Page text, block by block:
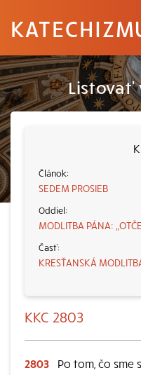
Listovať
SEDEM PROSIEB
MODLITBA PÁNA:
KRESŤANSKÁ
KKC 2803
2803
Po tom, čo